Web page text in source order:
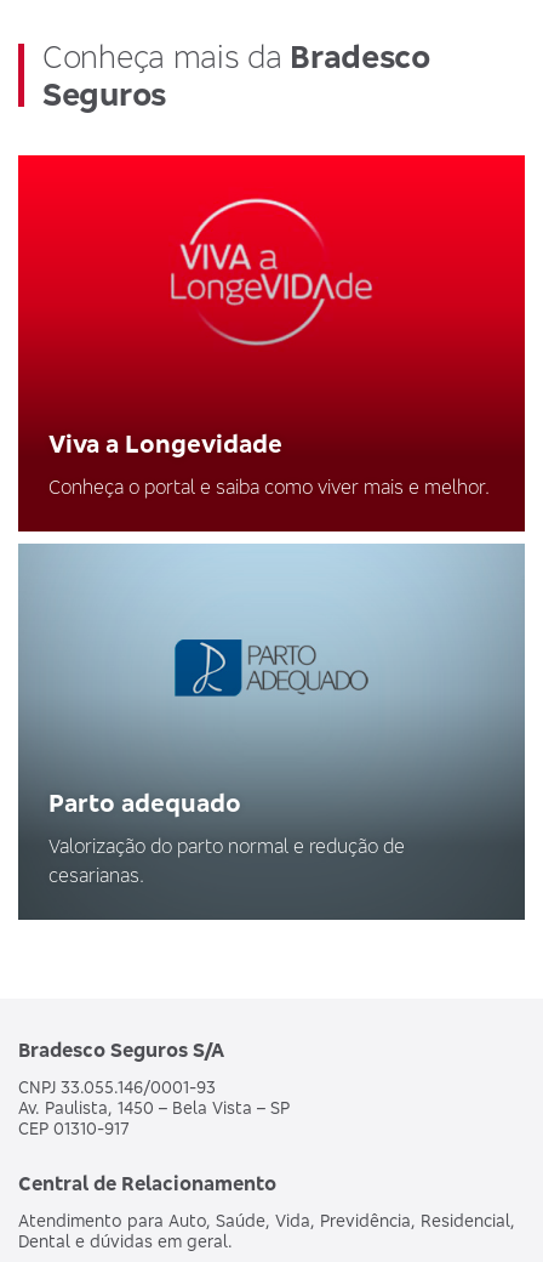
Conheça mais da Bradesco
Seguros
Viva a Longevidade
Conheça o portal e saiba como viver mais e melhor.
Parto adequado
Valorização do parto normal e redução de
cesarianas.
Bradesco Seguros S/A
CNPJ 33.055.146/0001-93
Av. Paulista, 1450 – Bela Vista – SP
CEP 01310-917
Central de Relacionamento
Atendimento para Auto, Saúde, Vida, Previdência, Residencial,
Dental e dúvidas em geral.